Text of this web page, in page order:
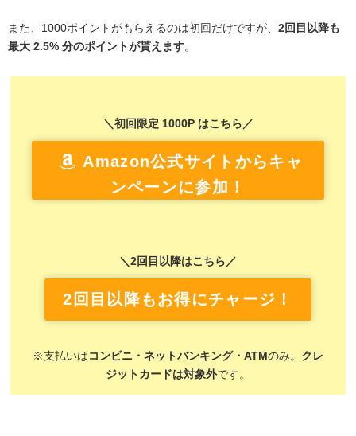
また、1000ポイントがもらえるのは初回だけですが、 2回目以降も
最大 2.5% 分のポイントが貰えます。
＼初回限定 1000P はこちら／
Amazon公式サイトからキャ
ンペーンに参加！
＼2回目以降はこちら／
2回目以降もお得にチャージ！
※支払いは コンビニ・ネットバンキング・ATMのみ。 クレ
ジットカードは対象外です。